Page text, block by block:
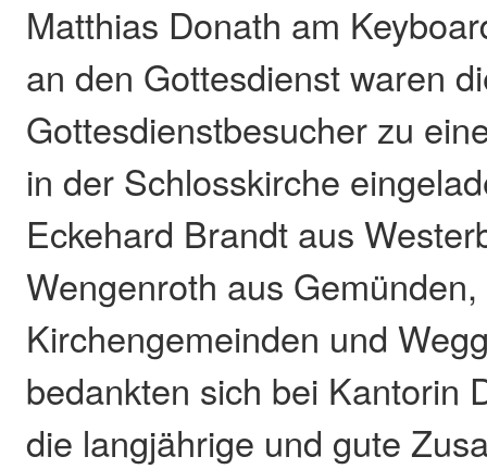
Matthias Donath am
an den Gottesdienst waren
Gottesdienstbesucher zu
in der Schlosskirche
Eckehard Brandt aus
Wengenroth aus
Kirchengemeinden und
bedankten sich bei Kantorin
die langjährige und gute